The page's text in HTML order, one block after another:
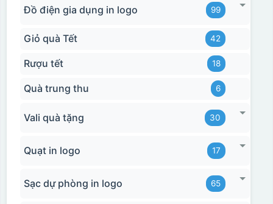
Đồ điện gia dụng in logo 99
Giỏ quà Tết 42
Rượu tết 18
Quà trung thu 6
Vali quà tặng 30
Quạt in logo 17
Sạc dự phòng in logo 65